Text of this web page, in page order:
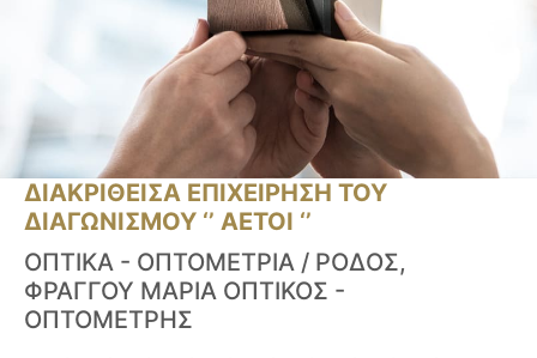
ΔΙΑΚΡΙΘΕΙΣΑ ΕΠΙΧΕΙΡΗΣΗ ΤΟΥ
ΔΙΑΓΩΝΙΣΜΟΥ ‘’ ΑΕΤΟΙ ‘’
ΟΠΤΙΚΑ - ΟΠΤΟΜΕΤΡΙΑ / ΡΟΔΟΣ,
ΦΡΑΓΓΟΥ ΜΑΡΙΑ ΟΠΤΙΚΟΣ -
ΟΠΤΟΜΕΤΡΗΣ